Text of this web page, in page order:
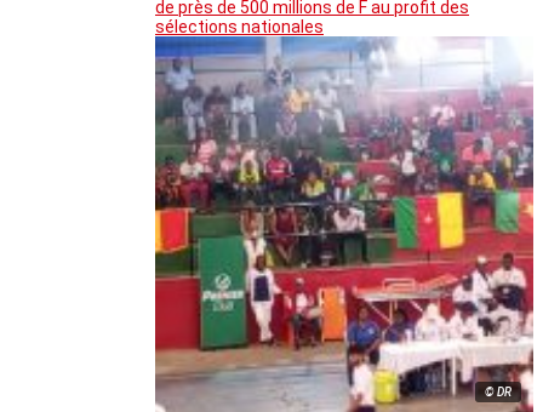
de près de 500 millions de F au profit des
sélections nationales
© DR